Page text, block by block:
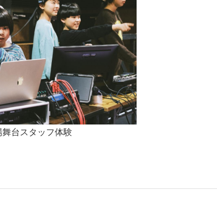
台スタッフ体験